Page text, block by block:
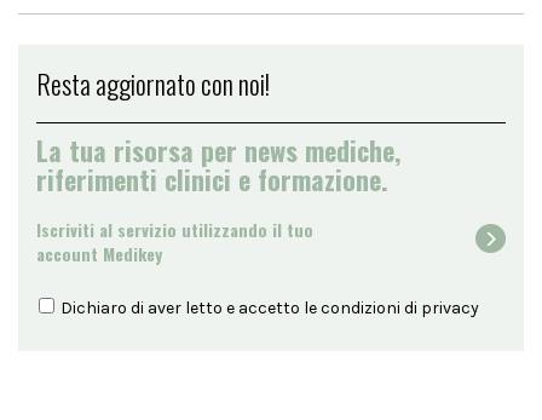
Resta aggiornato con noi!
La tua risorsa per news mediche,
riferimenti clinici e formazione.
Iscriviti al servizio utilizzando il tuo
account Medikey
Dichiaro di aver letto e accetto le condizioni di privacy